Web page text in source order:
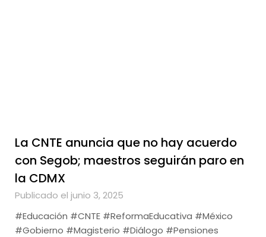
La CNTE anuncia que no hay acuerdo
con Segob; maestros seguirán paro en
la CDMX
Publicado el junio 3, 2025
#Educación #CNTE #ReformaEducativa #México
#Gobierno #Magisterio #Diálogo #Pensiones